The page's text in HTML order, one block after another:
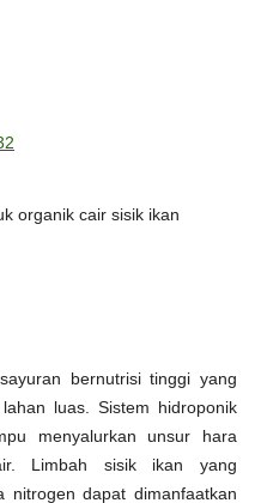
organik cair sisik ikan
bernutrisi tinggi yang
luas. Sistem hidroponik
menyalurkan unsur hara
Limbah sisik ikan yang
nitrogen dapat dimanfaatkan